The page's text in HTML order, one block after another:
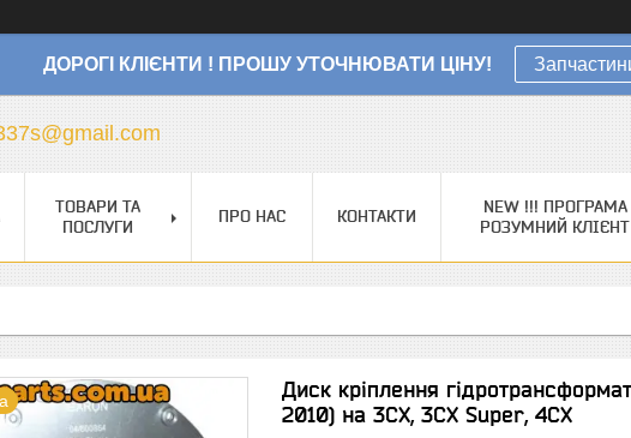
ДОРОГІ КЛІЄНТИ ! ПРОШУ УТОЧНЮВАТИ ЦІНУ!
ТОВАРИ ТА
ПОСЛУГИ
ПРО НАС КОНТАКТИ
NEW !!! ПРОГРАМА
РОЗУМНИЙ КЛІЄНТ
Диск кріплення
2010) на 3CX, 3CX Super, 4CX